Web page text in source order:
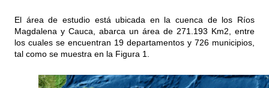
El área de estudio está ubicada en la cuenca de los Ríos
Magdalena y Cauca, abarca un área de 271.193 Km2, entre
los cuales se encuentran 19 departamentos y 726 municipios,
tal como se muestra en la Figura 1.